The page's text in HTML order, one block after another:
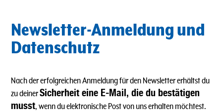
Newsletter-Anmeldung und
Datenschutz
Nach der erfolgreichen Anmeldung für den Newsletter erhältst du
zu deinerSicherheit eine E-Mail, die du bestätigen
musst, wenn du elektronische Post von uns erhalten möchtest.